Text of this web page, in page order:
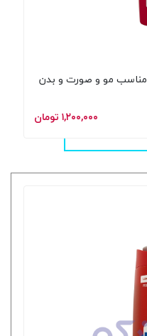
شامپو الد اسپایس مدل cooling مناسب مو و صورت و بدن
۱,۲۰۰,۰۰۰ تومان